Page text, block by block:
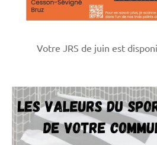
Votre JRS de juin est